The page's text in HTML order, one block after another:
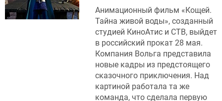
Анимационный фильм «Кощей.
Тайна живой воды», созданный
студией КиноАтис и СТВ, выйдет
в российский прокат 28 мая.
Компания Вольга представила
новые кадры из предстоящего
сказочного приключения. Над
картиной работала та же
команда, что сделала первую